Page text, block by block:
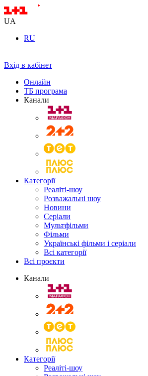
UA
RU
Вхід в кабінет
Онлайн
ТБ програма
Канали
Категорії
Реаліті-шоу
Розважальні шоу
Новини
Серіали
Мультфільми
Фільми
Українські фільми і серіали
Всі категорії
Всі проєкти
Канали
Категорії
Реаліті-шоу